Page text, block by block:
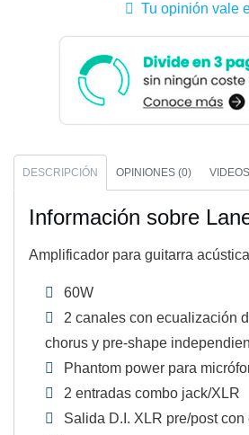
Tu opinión vale
DESCRIPCIÓN OPINIONES (0) VIDEOS
Información sobre
Amplificador para guitarra
60W
2 canales con ecualización
chorus y pre-shape
Phantom power para
2 entradas combo jack/XLR
Salida D.I. XLR pre/post